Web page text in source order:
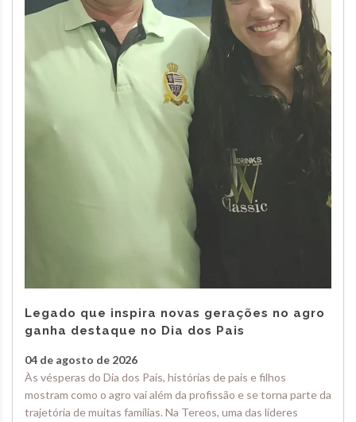
Legado que inspira novas gerações no agro
ganha destaque no Dia dos Pais
04 de agosto de 2026
Às vésperas do Dia dos Pais, histórias de pais e filhos
mostram como o agro vai além da profissão e se torna parte da
trajetória de muitas famílias. Na Tereos, uma das líderes